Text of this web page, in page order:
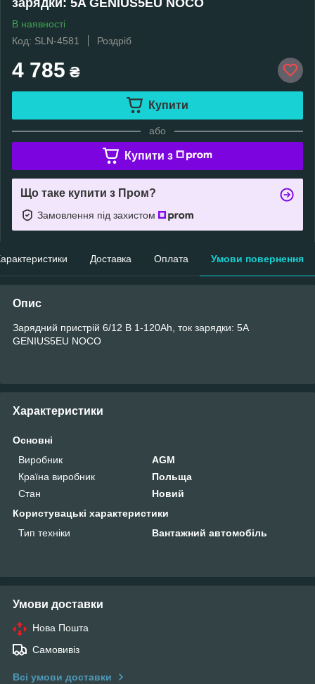
В наявності
Код: SLN-4581
Роздріб
4 785 ₴
Купити
або
Купити з
Що таке купити з Пром?
Замовлення під захистом
Доставка Оплата Умови повернення
Опис
Зарядний пристрій 6/12 В 1-120Ah, ток зарядки: 5A
GENIUS5EU NOCO
Характеристики
Основні
Виробник
AGM
Країна виробник
Польща
Стан
Новий
Користувацькі характеристики
Тип техніки
Вантажний автомобіль
Умови доставки
Нова Пошта
Самовивіз
Всі умови доставки